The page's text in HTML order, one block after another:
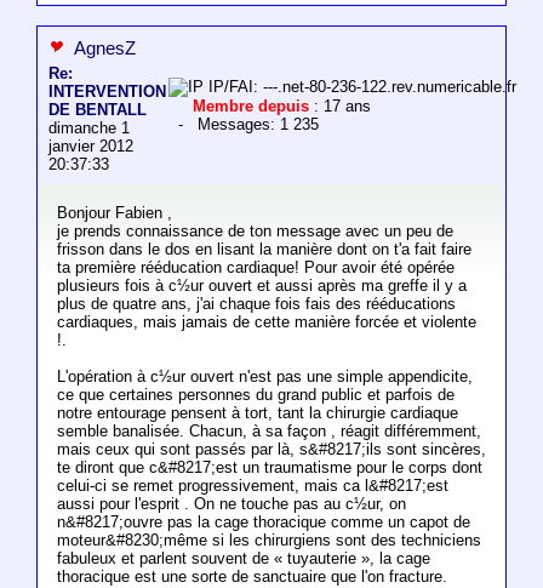
AgnesZ
Re:
INTERVENTION
DE BENTALL
dimanche 1
janvier 2012
20:37:33
IP/FAI: ---.net-80-236-122.rev.numericable.fr
Membre depuis : 17 ans
- Messages: 1 235
Bonjour Fabien ,
je prends connaissance de ton message avec un peu de
frisson dans le dos en lisant la manière dont on t'a fait faire
ta première rééducation cardiaque! Pour avoir été opérée
plusieurs fois à c½ur ouvert et aussi après ma greffe il y a
plus de quatre ans, j'ai chaque fois fais des rééducations
cardiaques, mais jamais de cette manière forcée et violente
!.
L'opération à c½ur ouvert n'est pas une simple appendicite,
ce que certaines personnes du grand public et parfois de
notre entourage pensent à tort, tant la chirurgie cardiaque
semble banalisée. Chacun, à sa façon , réagit différemment,
mais ceux qui sont passés par là, s&#8217;ils sont sincères,
te diront que c&#8217;est un traumatisme pour le corps dont
celui-ci se remet progressivement, mais ca l&#8217;est
aussi pour l'esprit . On ne touche pas au c½ur, on
n&#8217;ouvre pas la cage thoracique comme un capot de
moteur&#8230;même si les chirurgiens sont des techniciens
fabuleux et parlent souvent de « tuyauterie », la cage
thoracique est une sorte de sanctuaire que l'on fracture.